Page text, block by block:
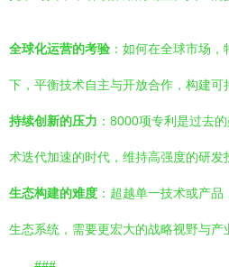
全球化运营的考验 ：如何在全球市场
下，平衡技术自主与开放合作，构建可
持续创新的压力 ：8000项专利是过去
术迭代加速的时代，维持高强度的研发
生态构建的难度 ：超越单一技术或产
生态系统，需要更宏大的战略视野与产